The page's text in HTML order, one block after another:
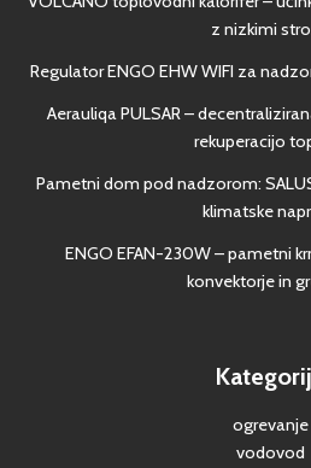
z nizkimi
Regulator ENGO EHW WIFI za
Aerauliqa PULSAR –
rekuperacijo
Pametni dom pod nadzorom:
klimatske
ENGO EFAN-230W – pametni
konvektorje in
ogrevanje
vodovod